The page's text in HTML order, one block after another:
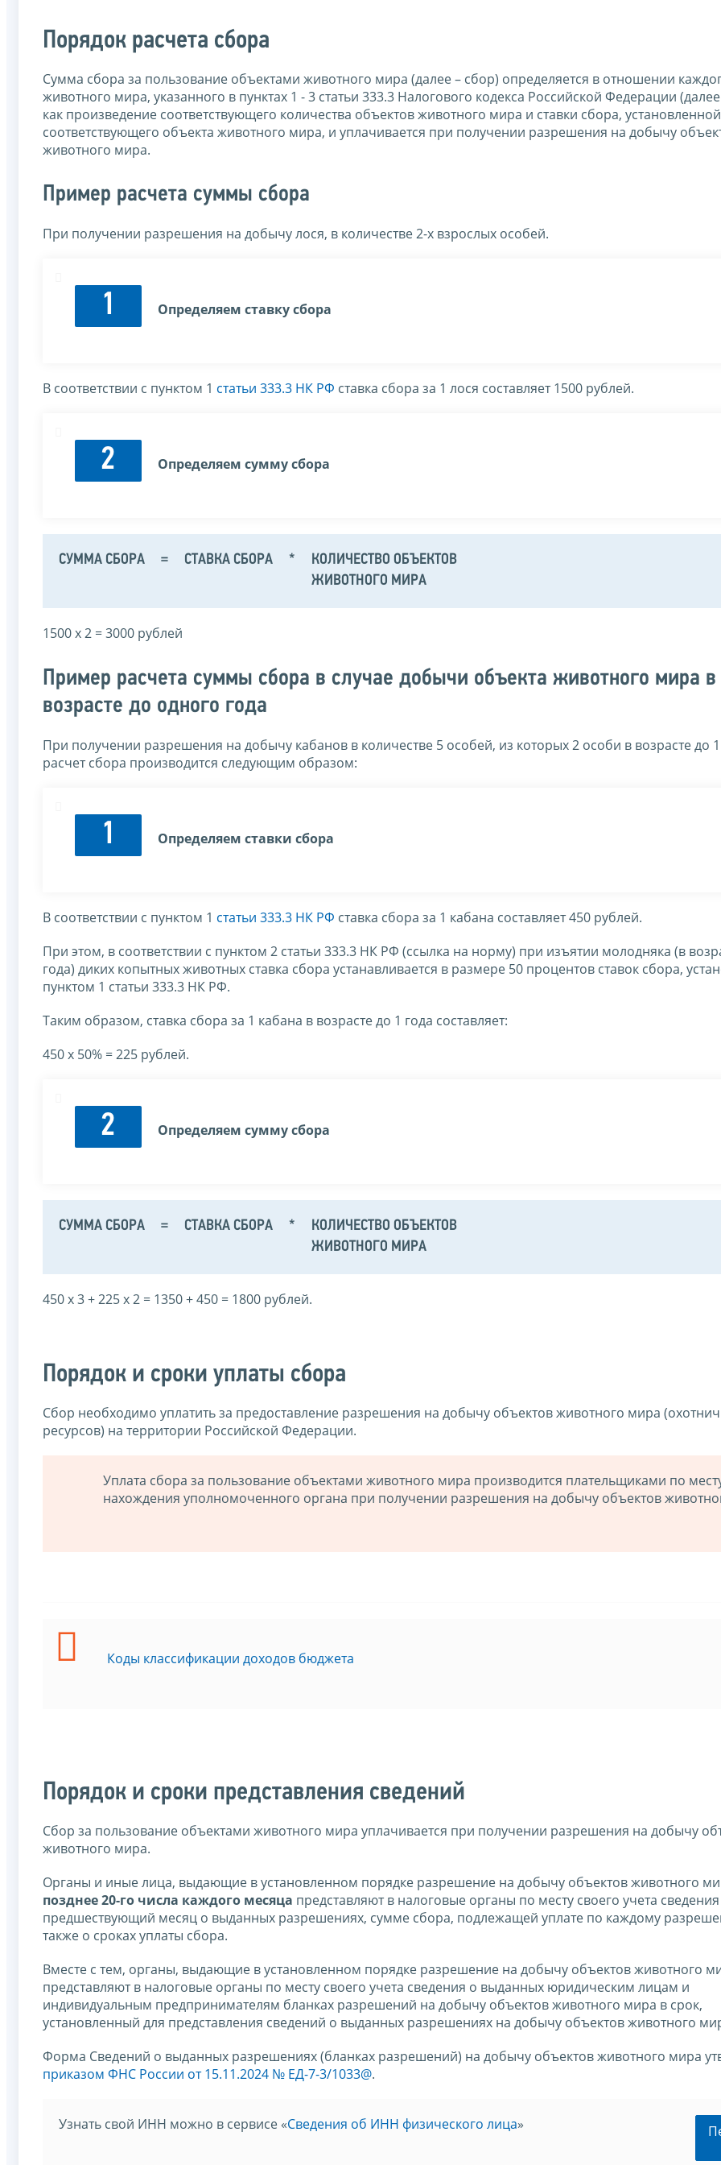
Порядок расчета сбора
Сумма сбора за пользование объектами животного мира (далее – сбор) определяется в отношении
животного мира, указанного в пунктах 1 - 3 статьи 333.3 Налогового кодекса Российской Федерации
как произведение соответствующего количества объектов животного мира и ставки сбора,
соответствующего объекта животного мира, и уплачивается при получении разрешения на добычу
животного мира.
Пример расчета суммы сбора
При получении разрешения на добычу лося, в количестве 2-х взрослых особей.
1 Определяем ставку сбора
В соответствии с пунктом 1 статьи 333.3 НК РФ ставка сбора за 1 лося составляет 1500 рублей.
2 Определяем сумму сбора
СУММА СБОРА = СТАВКА СБОРА *
КОЛИЧЕСТВО ОБЪЕКТОВ
ЖИВОТНОГО МИРА
1500 х 2 = 3000 рублей
Пример расчета суммы сбора в случае добычи объекта животного мира в
возрасте до одного года
При получении разрешения на добычу кабанов в количестве 5 особей, из которых 2 особи в возрасте до
расчет сбора производится следующим образом:
1 Определяем ставки сбора
В соответствии с пунктом 1 статьи 333.3 НК РФ ставка сбора за 1 кабана составляет 450 рублей.
При этом, в соответствии с пунктом 2 статьи 333.3 НК РФ (ссылка на норму) при изъятии молодняка (в
года) диких копытных животных ставка сбора устанавливается в размере 50 процентов ставок сбора,
пунктом 1 статьи 333.3 НК РФ.
Таким образом, ставка сбора за 1 кабана в возрасте до 1 года составляет:
450 х 50% = 225 рублей.
2 Определяем сумму сбора
СУММА СБОРА = СТАВКА СБОРА *
КОЛИЧЕСТВО ОБЪЕКТОВ
ЖИВОТНОГО МИРА
450 х 3 + 225 х 2 = 1350 + 450 = 1800 рублей.
Порядок и сроки уплаты сбора
Сбор необходимо уплатить за предоставление разрешения на добычу объектов животного мира
ресурсов) на территории Российской Федерации.
Уплата сбора за пользование объектами животного мира производится плательщиками по
нахождения уполномоченного органа при получении разрешения на добычу объектов
Коды классификации доходов бюджета
Порядок и сроки представления сведений
Сбор за пользование объектами животного мира уплачивается при получении разрешения на добычу
животного мира.
Органы и иные лица, выдающие в установленном порядке разрешение на добычу объектов животного
позднее 20-го числа каждого месяца представляют в налоговые органы по месту своего учета
предшествующий месяц о выданных разрешениях, сумме сбора, подлежащей уплате по каждому
также о сроках уплаты сбора.
Вместе с тем, органы, выдающие в установленном порядке разрешение на добычу объектов животного
представляют в налоговые органы по месту своего учета сведения о выданных юридическим лицам и
индивидуальным предпринимателям бланках разрешений на добычу объектов животного мира в срок,
установленный для представления сведений о выданных разрешениях на добычу объектов животного
Форма Сведений о выданных разрешениях (бланках разрешений) на добычу объектов животного мира
приказом ФНС России от 15.11.2024 № ЕД-7-3/1033@.
Узнать свой ИНН можно в сервисе «Сведения об ИНН физического лица»